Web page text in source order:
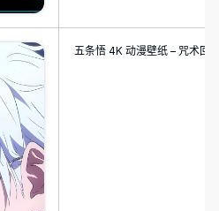
五条悟 4K 动漫壁纸 – 咒术回